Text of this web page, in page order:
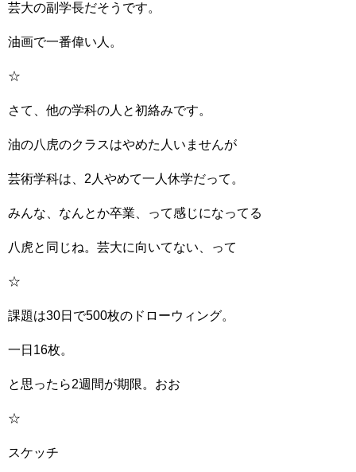
芸大の副学長だそうです。
油画で一番偉い人。
☆
さて、他の学科の人と初絡みです。
油の八虎のクラスはやめた人いませんが
芸術学科は、2人やめて一人休学だって。
みんな、なんとか卒業、って感じになってる
八虎と同じね。芸大に向いてない、って
☆
課題は30日で500枚のドローウィング。
一日16枚。
と思ったら2週間が期限。おお
☆
スケッチ